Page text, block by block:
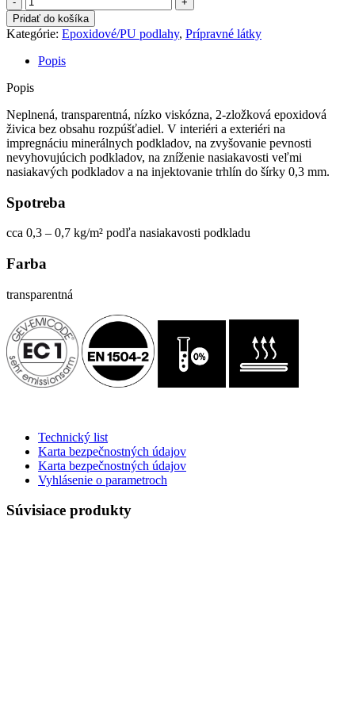
Epoxidová
impregnácia
IH
16
Pridať do košíka
Kategórie: Epoxidové/PU podlahy, Prípravné látky
Popis
Popis
Neplnená, transparentná, nízko viskózna, 2-zložková epoxidová
živica bez obsahu rozpúšťadiel. V interiéri a exteriéri na
impregnáciu minerálnych podkladov, na zvyšovanie pevnosti
nevyhovujúcich podkladov, na zníženie nasiakavosti veľmi
nasiakavých podkladov a na injektovanie trhlín do šírky 0,3 mm.
Spotreba
​cca 0,3 – 0,7 kg/m² podľa nasiakavosti podkladu
Farba
transparentná
Technický list
Karta bezpečnostných údajov
Karta bezpečnostných údajov
Vyhlásenie o parametroch
Súvisiace produkty